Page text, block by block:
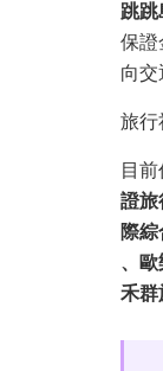
跳
保證
向交
旅行
目
證旅
際
、歐
禾群